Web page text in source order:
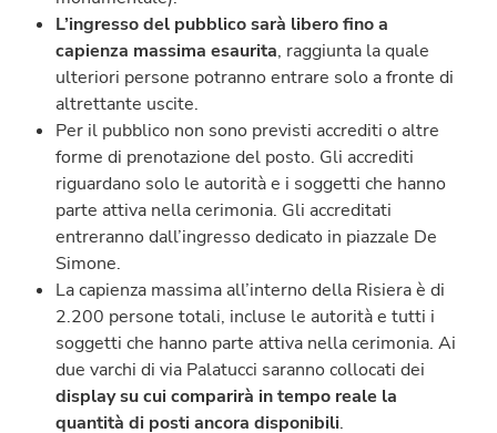
L’ingresso del pubblico sarà libero fino a
capienza massima esaurita, raggiunta la quale
ulteriori persone potranno entrare solo a fronte di
altrettante uscite.
Per il pubblico non sono previsti accrediti o altre
forme di prenotazione del posto. Gli accrediti
riguardano solo le autorità e i soggetti che hanno
parte attiva nella cerimonia. Gli accreditati
entreranno dall’ingresso dedicato in piazzale De
Simone.
La capienza massima all’interno della Risiera è di
2.200 persone totali, incluse le autorità e tutti i
soggetti che hanno parte attiva nella cerimonia. Ai
due varchi di via Palatucci saranno collocati dei
display su cui comparirà in tempo reale la
quantità di posti ancora disponibili.